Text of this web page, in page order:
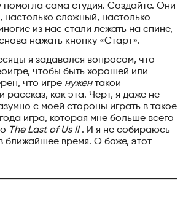
помогла сама студия. Создайте. Они
настолько сложный, настолько
из нас стали лежать на спине,
нажать кнопку «Старт».
я задавался вопросом, что
чтобы быть хорошей или
что игре нужентакой
как эта. Черт, я даже не
с моей стороны играть в такое
игра, которая мне больше всего
The Last of Us II. И я не собираюсь
ближайшее время. О боже, этот